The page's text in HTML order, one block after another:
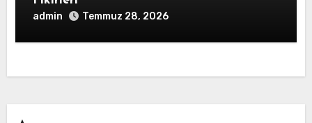
admin Temmuz 28, 2026